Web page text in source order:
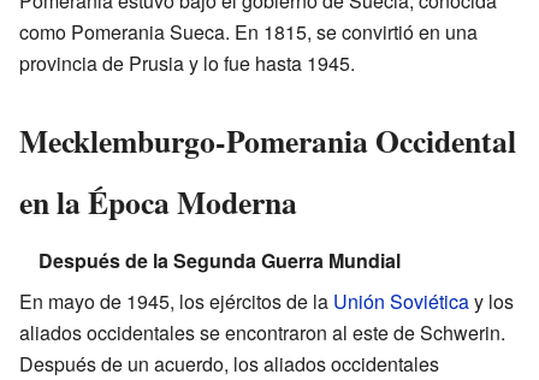
como Pomerania Sueca. En 1815, se convirtió en una
provincia de Prusia y lo fue hasta 1945.
Mecklemburgo-Pomerania Occidental
en la Época Moderna
Después de la Segunda Guerra Mundial
En mayo de 1945, los ejércitos de la Unión Soviéticay los
aliados occidentales se encontraron al este de Schwerin.
Después de un acuerdo, los aliados occidentales